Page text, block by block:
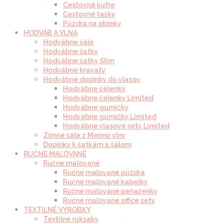
Cestovné kufre
Cestovné tašky
Púzdra na obleky
HODVÁB A VLNA
Hodvábne šále
Hodvábne šatky
Hodvábne šatky Slim
Hodvábne kravaty
Hodvábne doplnky do vlasov
Hodvábne čelenky
Hodvábne čelenky Limited
Hodvábne gumičky
Hodvábne gumičky Limited
Hodvábne vlasové sety Limited
Zimné šále z Merino vlny
Doplnky k šatkám a šálom
RUČNE MAĽOVANÉ
Ručne maľované
Ručne maľované púzdra
Ručne maľované kabelky
Ručne maľované peňaženky
Ručne maľované office sety
TEXTILNÉ VÝROBKY
Textilné ruksaky